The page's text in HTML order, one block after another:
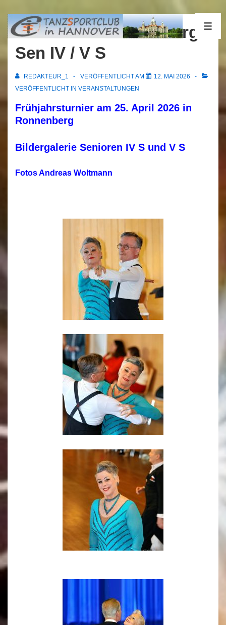
Zum
Inhalt25.04.2026 Ronnenberg
Sen IV / V S
REDAKTEUR_1 VERÖFFENTLICHT AM
12. MAI 2026
VERÖFFENTLICHT IN VERANSTALTUNGEN
Frühjahrsturnier am 25. April 2026 in
Ronnenberg
Bildergalerie Senioren IV S und V S
Fotos Andreas Woltmann